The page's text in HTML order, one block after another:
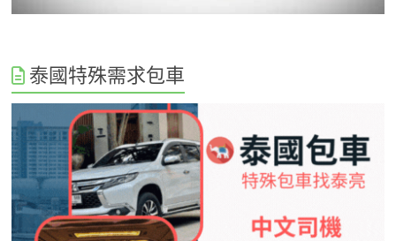
泰國特殊需求包車